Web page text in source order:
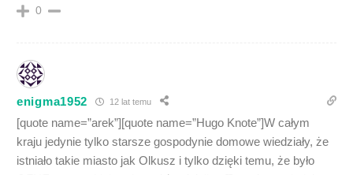
0
enigma1952 12 lat temu
[quote name=”arek”][quote name=”Hugo Knote”]W całym
kraju jedynie tylko starsze gospodynie domowe wiedziały, że
istniało takie miasto jak Olkusz i tylko dzięki temu, że było